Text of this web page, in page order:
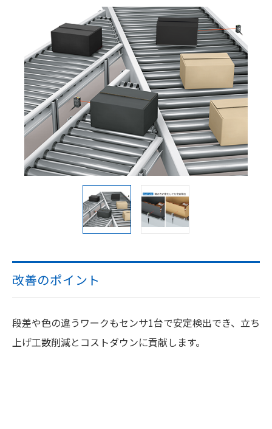
改善のポイント
段差や色の違うワークもセンサ1台で安定検出でき、立ち
上げ工数削減とコストダウンに貢献します。